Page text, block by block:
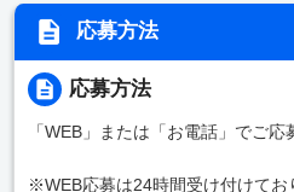
応募方法
応募方法
「WEB」または「お電話」でご応
※WEB応募は24時間受け付けてお